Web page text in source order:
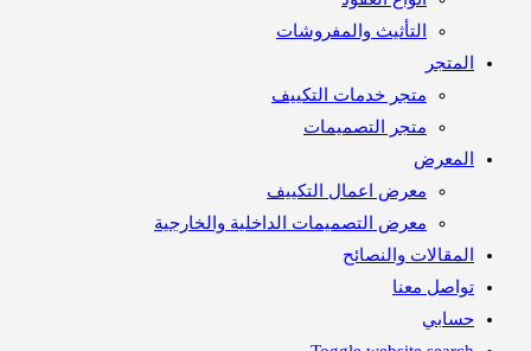
التأثيث والمفروشات
متجر خدمات التكييف
متجر التصميمات
معرض اعمال التكييف
معرض التصميمات الداخلية والخارجية
والنصائح
معنا